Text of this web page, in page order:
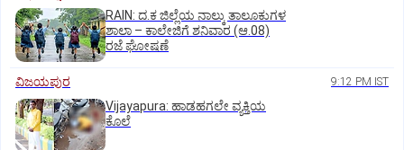
RAIN: ದ.ಕ ಜಿಲ್ಲೆಯ ನಾಲ್ಕು ತಾಲೂಕುಗಳ
ಶಾಲಾ – ಕಾಲೇಜಿಗೆ ಶನಿವಾರ (ಆ.08)
ರಜೆ ಘೋಷಣೆ
ವಿಜಯಪುರ 9:12 PM IST
Vijayapura: ಹಾಡಹಗಲೇ ವ್ಯಕ್ತಿಯ
ಕೊಲೆ